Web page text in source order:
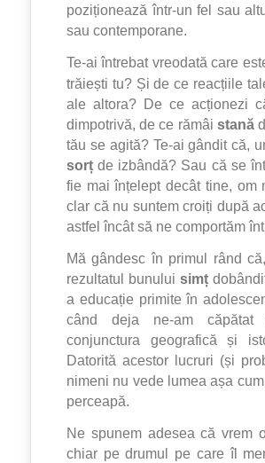
poziționează într-un fel sau
sau contemporane.
Te-ai întrebat vreodată care
trăiești tu? Și de ce reacțiile
ale altora? De ce acționezi
dimpotrivă, de ce rămâi stană
tău se agită? Te-ai gândit că,
sorț de izbândă? Sau că se
fie mai înțelept decât tine,
clar că nu suntem croiți după
astfel încât să ne comportăm
Mă gândesc în primul rând
rezultatul bunuluisimț
a educație primite în
când deja ne-am căpătat
conjunctura geografică și
Datorită acestor lucruri (și
nimeni nu vede lumea așa
perceapă.
Ne spunem adesea că vrem
chiar pe drumul pe care îl